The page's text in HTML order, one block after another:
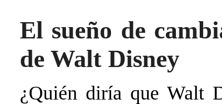
El sueño de
de Walt Disney
¿Quién diría que Walt